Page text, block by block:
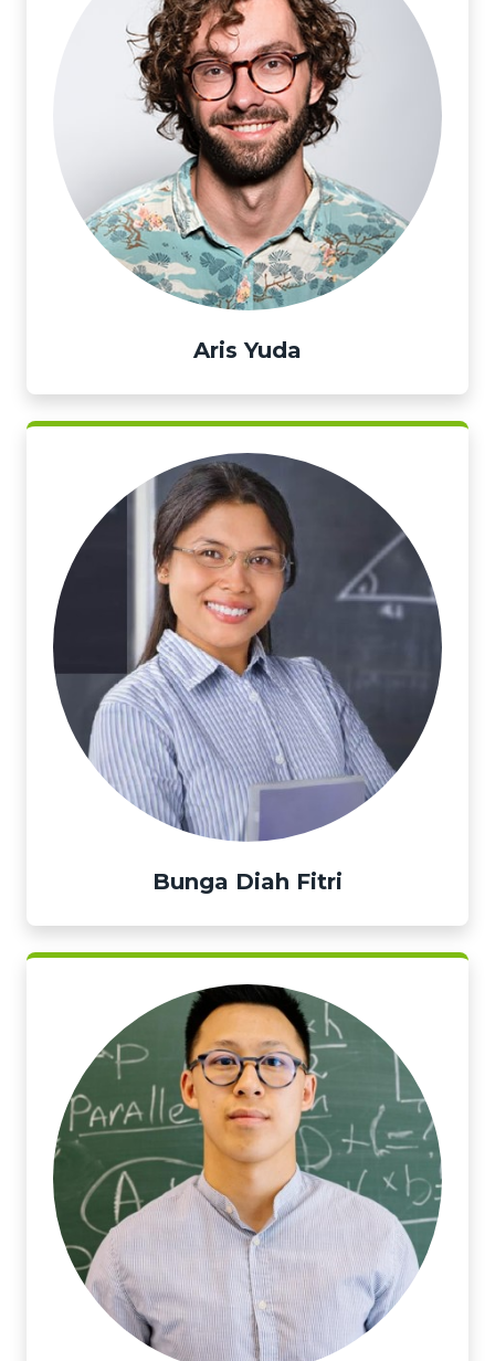
Aris Yuda
Bunga Diah Fitri